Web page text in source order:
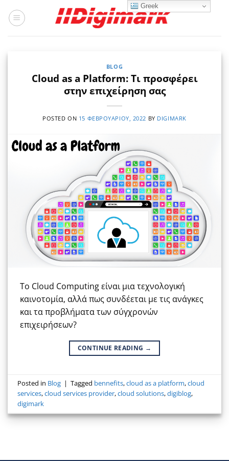
στο
BLOG
Cloud as a Platform: Τι προσφέρει
στην επιχείρηση σας
POSTED ON 15 ΦΕΒΡΟΥΑΡΊΟΥ, 2022 BY DIGIMARK
Το Cloud Computing είναι μια τεχνολογική
καινοτομία, αλλά πως συνδέεται με τις ανάγκες
και τα προβλήματα των σύγχρονών
επιχειρήσεων?
CONTINUE READING →
Posted in Blog | Tagged bennefits,cloud as a platform,cloud
services,cloud services provider,cloud solutions,digiblog,
digimark
Greek